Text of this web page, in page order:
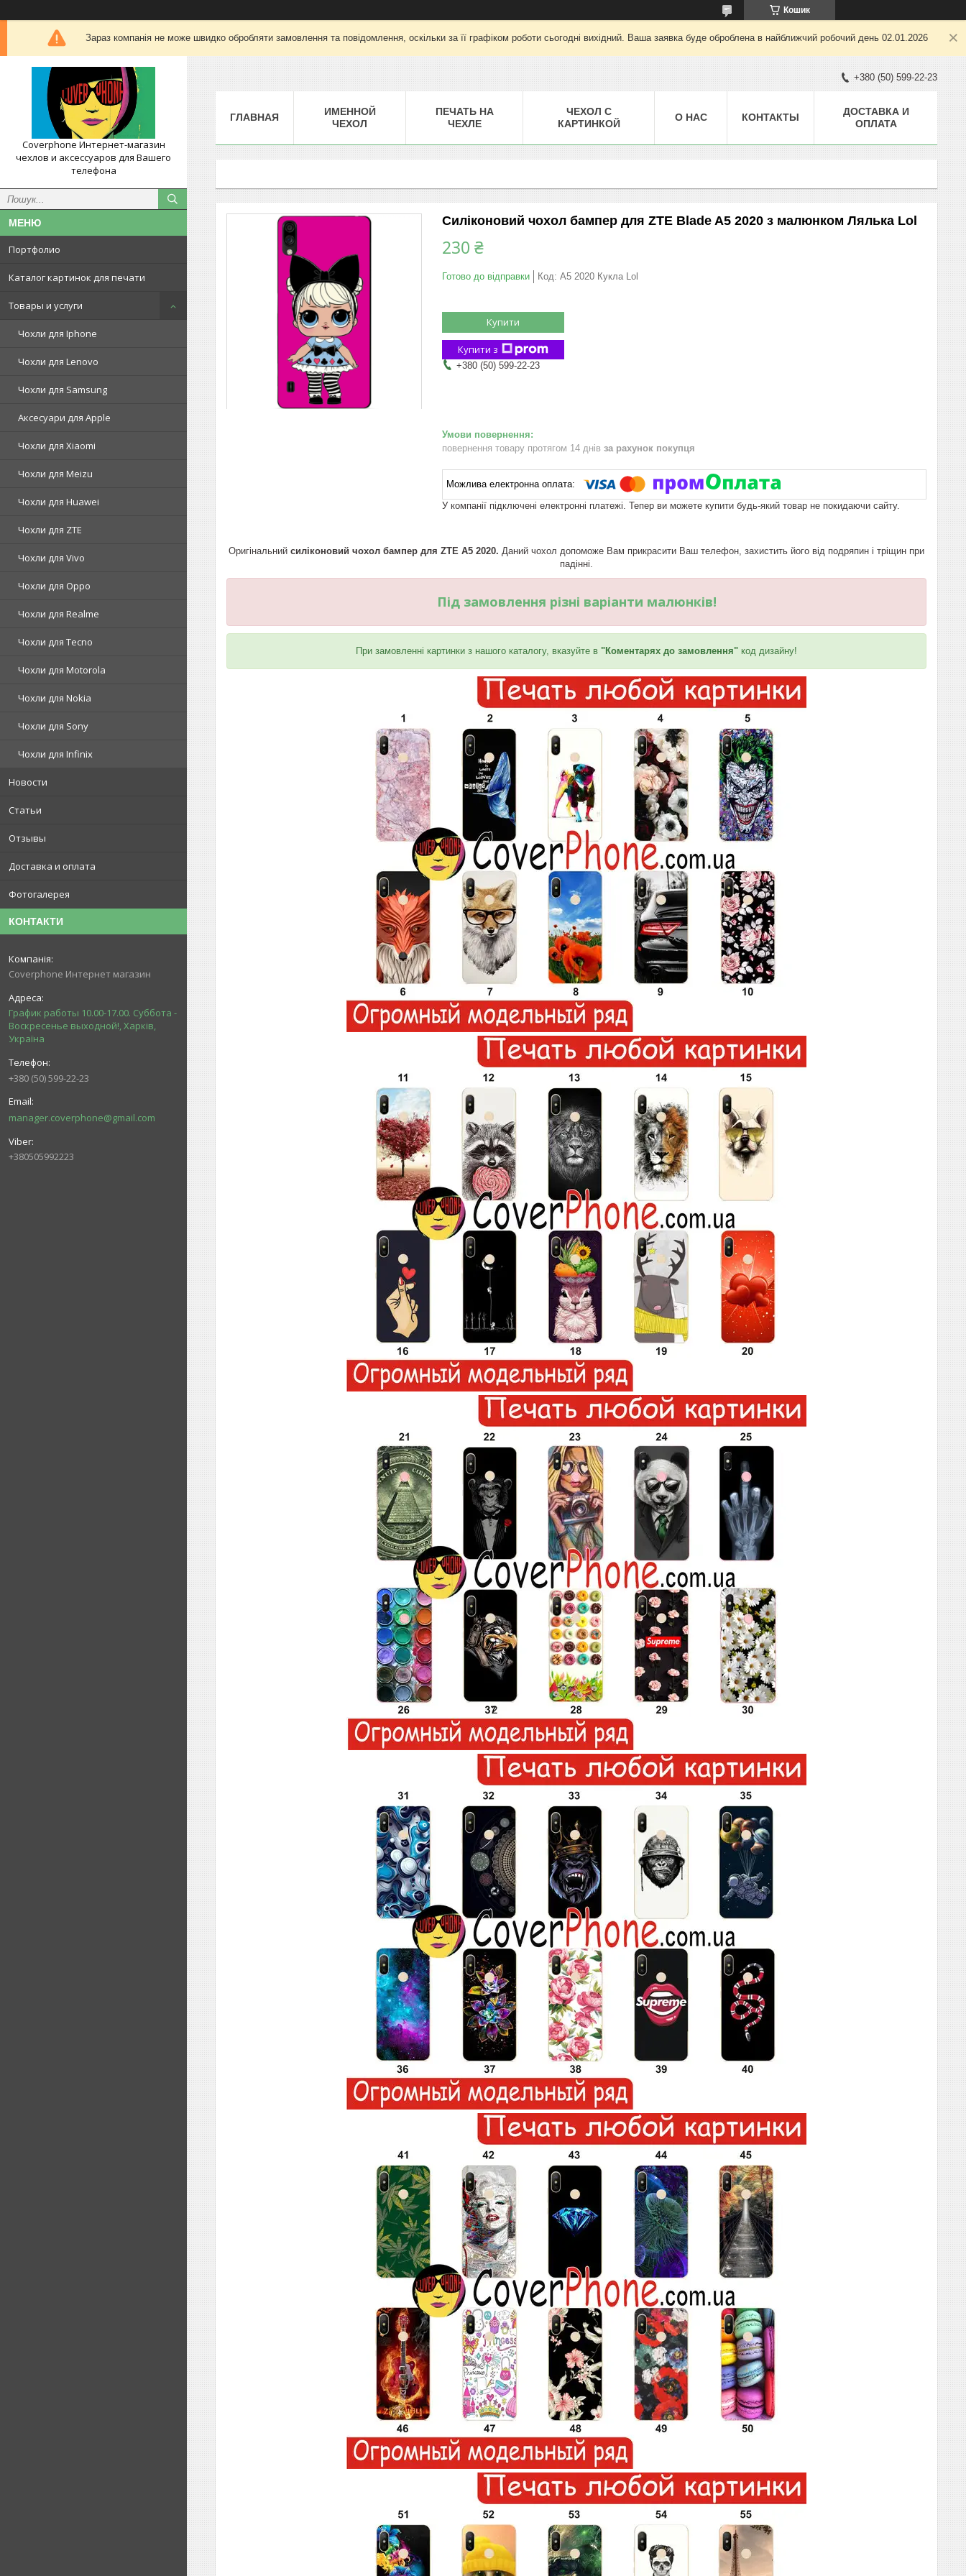
Кошик
Зараз компанія не може швидко обробляти замовлення та повідомлення, оскільки за її графіком роботи сьогодні вихідний. Ваша заявка буде оброблена в найближчий робочий день 02.01.2026
Coverphone Интернет-магазин
чехлов и аксессуаров для Вашего
телефона
Портфолио
Каталог картинок для печати
Товары и услуги
Чохли для Iphone
Чохли для Lenovo
Чохли для Samsung
Аксесуари для Apple
Чохли для Xiaomi
Чохли для Meizu
Чохли для Huawei
Чохли для ZTE
Чохли для Vivo
Чохли для Oppo
Чохли для Realme
Чохли для Tecno
Чохли для Motorola
Чохли для Nokia
Чохли для Sony
Чохли для Infinix
Новости
Статьи
Отзывы
Доставка и оплата
Фотогалерея
КОНТАКТИ
Coverphone Интернет магазин
График работы 10.00-17.00. Суббота -
Воскресенье выходной!, Харків,
Україна
+380 (50) 599-22-23
manager.coverphone@gmail.com
+380505992223
+380 (50) 599-22-23
ГЛАВНАЯ
ИМЕННОЙ
ЧЕХОЛ
ПЕЧАТЬ НА
ЧЕХЛЕ
ЧЕХОЛ С
КАРТИНКОЙ
О НАС КОНТАКТЫ
ДОСТАВКА И
ОПЛАТА
Силіконовий чохол бампер для ZTE Blade A5 2020 з малюнком Лялька Lol
230 ₴
Готово до відправки Код: A5 2020 Кукла Lol
Купити
Купити з
+380 (50) 599-22-23
повернення товару протягом 14 днів за рахунок покупця
У компанії підключені електронні платежі. Тепер ви можете купити будь-який товар не покидаючи сайту.
Оригінальний силіконовий чохол бампер для ZTE A5 2020. Даний чохол допоможе Вам прикрасити Ваш телефон, захистить його від подряпин і тріщин при
падінні.
Під замовлення різні варіанти малюнків!
При замовленні картинки з нашого каталогу, вказуйте в "Коментарях до замовлення" код дизайну!